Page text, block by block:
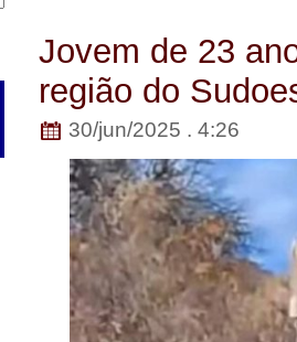
Jovem de 23
região do
30/jun/2025 . 4:26